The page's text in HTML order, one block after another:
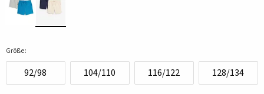
Größe:
92/98 104/110 116/122 128/134